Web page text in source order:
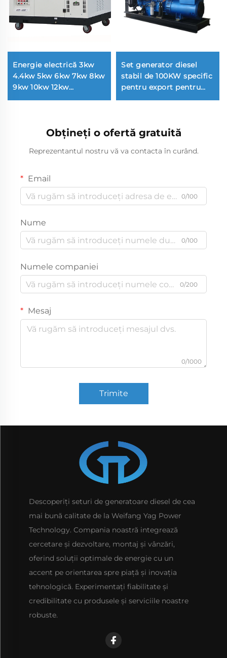
Energie electrică 3kw
4.4kw 5kw 6kw 7kw 8kw
9kw 10kw 12kw
Refrigerație aer
Set generator diesel
stabil de 100KW specific
pentru export pentru
generarea de energie
Obțineți o ofertă gratuită
Reprezentantul nostru vă va contacta în curând.
Email
0/100
Nume
0/100
Numele companiei
0/200
Mesaj
0/1000
Trimite
Descoperiți seturi de generatoare diesel de cea
mai bună calitate de la Weifang Yag Power
Technology. Compania noastră integrează
cercetare și dezvoltare, montaj și vânzări,
oferind soluții optimale de energie cu un
accent pe orientarea spre piață și inovația
tehnologică. Experimentați fiabilitate și
credibilitate cu produsele și serviciile noastre
robuste.